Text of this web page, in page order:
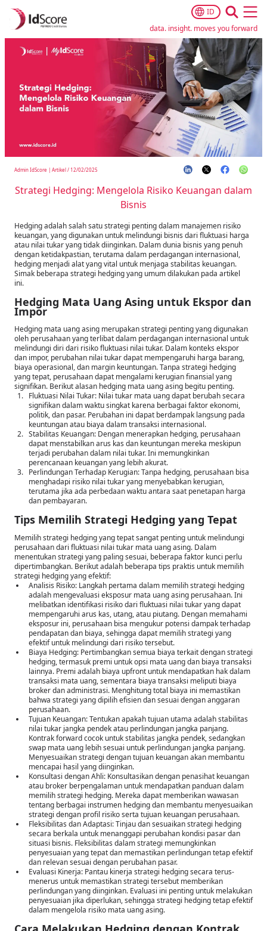
ID
data. insight. moves you forward
Admin IdScore | Artikel/ 12/02/2025
Strategi Hedging: Mengelola Risiko Keuangan dalam
Bisnis
Hedging adalah salah satu strategi penting dalam manajemen risiko
keuangan, yang digunakan untuk melindungi bisnis dari fluktuasi harga
atau nilai tukar yang tidak diinginkan. Dalam dunia bisnis yang penuh
dengan ketidakpastian, terutama dalam perdagangan internasional,
hedging menjadi alat yang vital untuk menjaga stabilitas keuangan.
Simak beberapa strategi hedging yang umum dilakukan pada artikel
ini.
Hedging Mata Uang Asing untuk Ekspor dan
Impor
Hedging mata uang asing merupakan strategi penting yang digunakan
oleh perusahaan yang terlibat dalam perdagangan internasional untuk
melindungi diri dari risiko fluktuasi nilai tukar. Dalam konteks ekspor
dan impor, perubahan nilai tukar dapat mempengaruhi harga barang,
biaya operasional, dan margin keuntungan. Tanpa strategi hedging
yang tepat, perusahaan dapat mengalami kerugian finansial yang
signifikan. Berikut alasan hedging mata uang asing begitu penting.
Fluktuasi Nilai Tukar: Nilai tukar mata uang dapat berubah secara
signifikan dalam waktu singkat karena berbagai faktor ekonomi,
politik, dan pasar. Perubahan ini dapat berdampak langsung pada
keuntungan atau biaya dalam transaksi internasional.
Stabilitas Keuangan: Dengan menerapkan hedging, perusahaan
dapat menstabilkan arus kas dan keuntungan mereka meskipun
terjadi perubahan dalam nilai tukar. Ini memungkinkan
perencanaan keuangan yang lebih akurat.
Perlindungan Terhadap Kerugian: Tanpa hedging, perusahaan bisa
menghadapi risiko nilai tukar yang menyebabkan kerugian,
terutama jika ada perbedaan waktu antara saat penetapan harga
dan pembayaran.
Tips Memilih Strategi Hedging yang Tepat
Memilih strategi hedging yang tepat sangat penting untuk melindungi
perusahaan dari fluktuasi nilai tukar mata uang asing. Dalam
menentukan strategi yang paling sesuai, beberapa faktor kunci perlu
dipertimbangkan. Berikut adalah beberapa tips praktis untuk memilih
strategi hedging yang efektif:
Analisis Risiko: Langkah pertama dalam memilih strategi hedging
adalah mengevaluasi eksposur mata uang asing perusahaan. Ini
melibatkan identifikasi risiko dari fluktuasi nilai tukar yang dapat
mempengaruhi arus kas, utang, atau piutang. Dengan memahami
eksposur ini, perusahaan bisa mengukur potensi dampak terhadap
pendapatan dan biaya, sehingga dapat memilih strategi yang
efektif untuk melindungi dari risiko tersebut.
Biaya Hedging: Pertimbangkan semua biaya terkait dengan strategi
hedging, termasuk premi untuk opsi mata uang dan biaya transaksi
lainnya. Premi adalah biaya upfront untuk mendapatkan hak dalam
transaksi mata uang, sementara biaya transaksi meliputi biaya
broker dan administrasi. Menghitung total biaya ini memastikan
bahwa strategi yang dipilih efisien dan sesuai dengan anggaran
perusahaan.
Tujuan Keuangan: Tentukan apakah tujuan utama adalah stabilitas
nilai tukar jangka pendek atau perlindungan jangka panjang.
Kontrak forward cocok untuk stabilitas jangka pendek, sedangkan
swap mata uang lebih sesuai untuk perlindungan jangka panjang.
Menyesuaikan strategi dengan tujuan keuangan akan membantu
mencapai hasil yang diinginkan.
Konsultasi dengan Ahli: Konsultasikan dengan penasihat keuangan
atau broker berpengalaman untuk mendapatkan panduan dalam
memilih strategi hedging. Mereka dapat memberikan wawasan
tentang berbagai instrumen hedging dan membantu menyesuaikan
strategi dengan profil risiko serta tujuan keuangan perusahaan.
Fleksibilitas dan Adaptasi: Tinjau dan sesuaikan strategi hedging
secara berkala untuk menanggapi perubahan kondisi pasar dan
situasi bisnis. Fleksibilitas dalam strategi memungkinkan
penyesuaian yang tepat dan memastikan perlindungan tetap efektif
dan relevan sesuai dengan perubahan pasar.
Evaluasi Kinerja: Pantau kinerja strategi hedging secara terus-
menerus untuk memastikan strategi tersebut memberikan
perlindungan yang diinginkan. Evaluasi ini penting untuk melakukan
penyesuaian jika diperlukan, sehingga strategi hedging tetap efektif
dalam mengelola risiko mata uang asing.